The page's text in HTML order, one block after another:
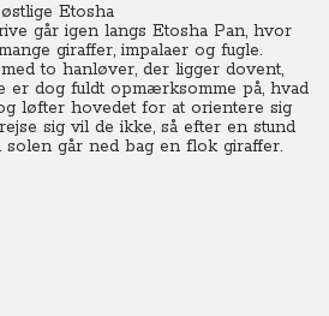
Etosha
går igen langs Etosha Pan, hvor
giraffer, impalaer og fugle.
to hanløver, der ligger dovent,
dog fuldt opmærksomme på, hvad
løfter hovedet for at orientere sig
sig vil de ikke, så efter en stund
går ned bag en flok giraffer.